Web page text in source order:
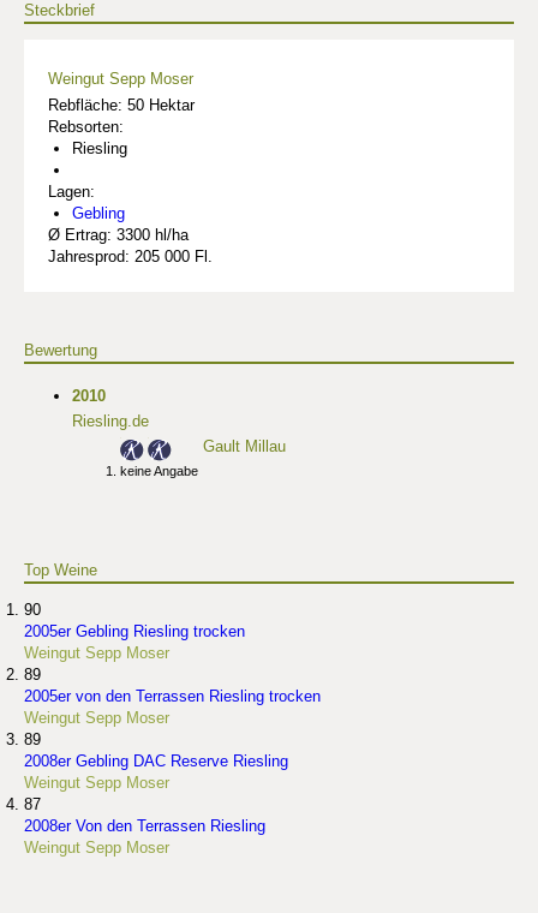
Steckbrief
Weingut Sepp Moser
Rebfläche: 50 Hektar
Rebsorten:
Riesling
Lagen:
Gebling
Ø Ertrag: 3300 hl/ha
Jahresprod: 205 000 Fl.
Bewertung
2010
Riesling.de
Gault Millau
keine Angabe
Top Weine
90
2005er Gebling Riesling trocken
Weingut Sepp Moser
89
2005er von den Terrassen Riesling trocken
Weingut Sepp Moser
89
2008er Gebling DAC Reserve Riesling
Weingut Sepp Moser
87
2008er Von den Terrassen Riesling
Weingut Sepp Moser